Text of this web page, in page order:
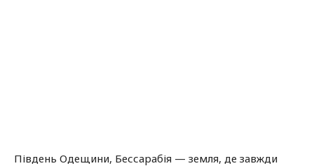
Південь Одещини, Бессарабія — земля, де завжди